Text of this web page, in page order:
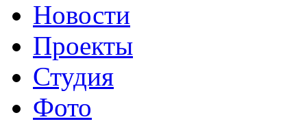
Новости
Проекты
Студия
Фото